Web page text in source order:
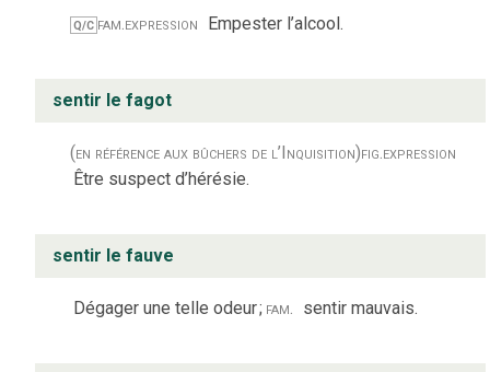
Q/C fam.expression Empester l’alcool.
sentir le fagot
(en référence aux bûchers de l’Inquisition)fig.expression
Être suspect d’hérésie.
sentir le fauve
Dégager une telle odeur; fam. sentir mauvais.